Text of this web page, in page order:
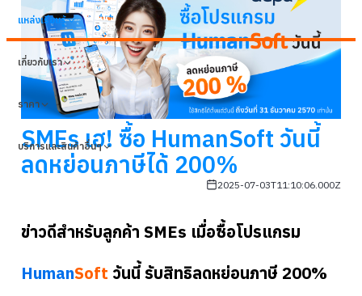
แหล่งเรียนรู้
เกี่ยวกับเรา
ราคา
บริการและสินค้าอื่นๆ
SMEs เฮ! ซื้อ HumanSoft วันนี้
ลดหย่อนภาษีได้ 200%
2025-07-03T11:10:06.000Z
ข่าวดีสำหรับลูกค้า SMEs เมื่อซื้อโปรแกรม
HumanSoft วันนี้ รับสิทธิลดหย่อนภาษี 200%